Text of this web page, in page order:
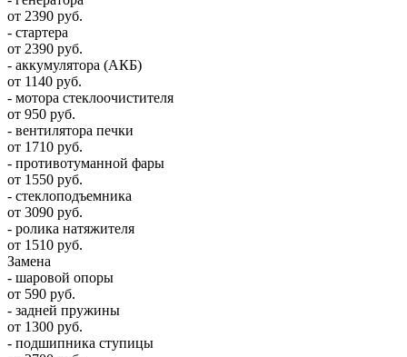
от 2390 руб.
- стартера
от 2390 руб.
- аккумулятора (АКБ)
от 1140 руб.
- мотора стеклоочистителя
от 950 руб.
- вентилятора печки
от 1710 руб.
- противотуманной фары
от 1550 руб.
- стеклоподъемника
от 3090 руб.
- ролика натяжителя
от 1510 руб.
Замена
- шаровой опоры
от 590 руб.
- задней пружины
от 1300 руб.
- подшипника ступицы